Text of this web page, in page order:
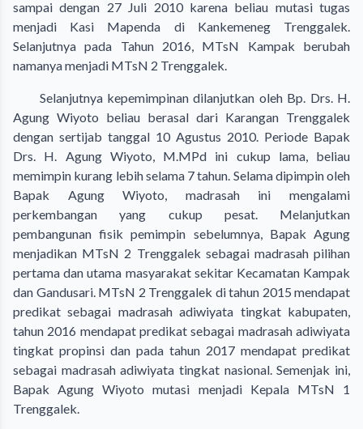
sampai dengan 27 Juli 2010 karena beliau mutasi tugas
menjadi Kasi Mapenda di Kankemeneg Trenggalek.
Selanjutnya pada Tahun 2016, MTsN Kampak berubah
namanya menjadi MTsN 2 Trenggalek.
Selanjutnya kepemimpinan dilanjutkan oleh Bp. Drs. H.
Agung Wiyoto beliau berasal dari Karangan Trenggalek
dengan sertijab tanggal 10 Agustus 2010. Periode Bapak
Drs. H. Agung Wiyoto, M.MPd ini cukup lama, beliau
memimpin kurang lebih selama 7 tahun. Selama dipimpin oleh
Bapak Agung Wiyoto, madrasah ini mengalami
perkembangan yang cukup pesat. Melanjutkan
pembangunan fisik pemimpin sebelumnya, Bapak Agung
menjadikan MTsN 2 Trenggalek sebagai madrasah pilihan
pertama dan utama masyarakat sekitar Kecamatan Kampak
dan Gandusari. MTsN 2 Trenggalek di tahun 2015 mendapat
predikat sebagai madrasah adiwiyata tingkat kabupaten,
tahun 2016 mendapat predikat sebagai madrasah adiwiyata
tingkat propinsi dan pada tahun 2017 mendapat predikat
sebagai madrasah adiwiyata tingkat nasional. Semenjak ini,
Bapak Agung Wiyoto mutasi menjadi Kepala MTsN 1
Trenggalek.